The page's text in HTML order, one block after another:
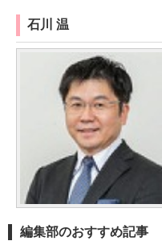
石川 温
編集部のおすすめ記事